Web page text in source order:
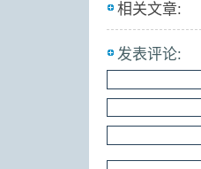
相关文章:
发表评论: